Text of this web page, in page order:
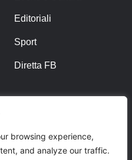
browsing experience,
and analyze our traffic.
Editoriali
Sport
Diretta FB